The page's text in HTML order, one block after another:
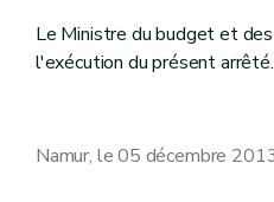
Le Ministre du budget et
l'exécution du présent arrêté.
Namur, le 05 décembre